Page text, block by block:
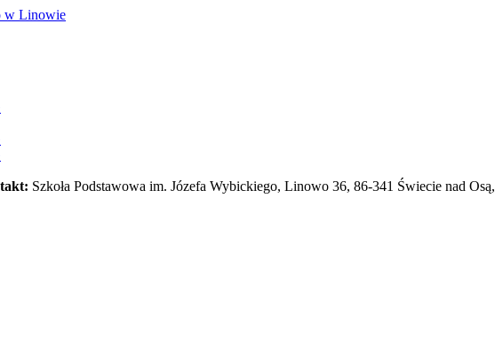
w Linowie
Szkoła Podstawowa im. Józefa Wybickiego, Linowo 36, 86-341 Świecie nad Osą,